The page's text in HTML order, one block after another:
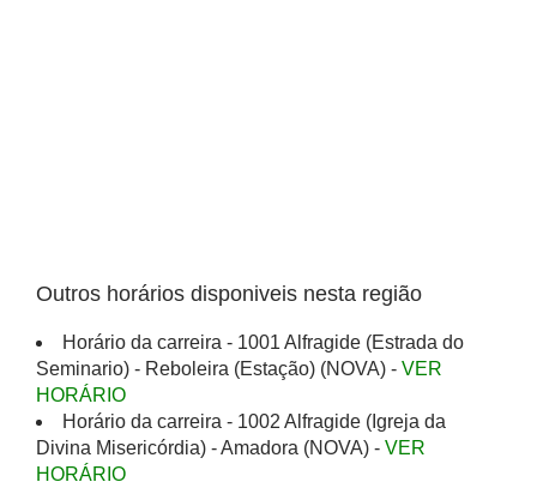
Outros horários disponiveis nesta região
Horário da carreira - 1001 Alfragide (Estrada do
Seminario) - Reboleira (Estação) (NOVA) - VER
HORÁRIO
Horário da carreira - 1002 Alfragide (Igreja da
Divina Misericórdia) - Amadora (NOVA) - VER
HORÁRIO